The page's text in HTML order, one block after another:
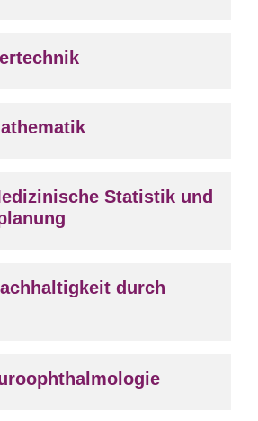
Statistik und
durch